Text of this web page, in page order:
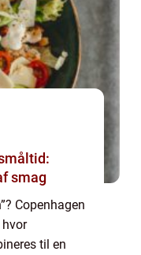
smag
Copenhagen
til en